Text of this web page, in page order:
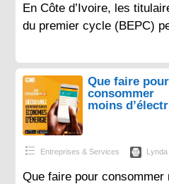
En Côte d’Ivoire, les
du premier cycle (BEPC)
Que faire pour
consommer
moins
Entreprises & Services Lynda
Que faire pour consommer